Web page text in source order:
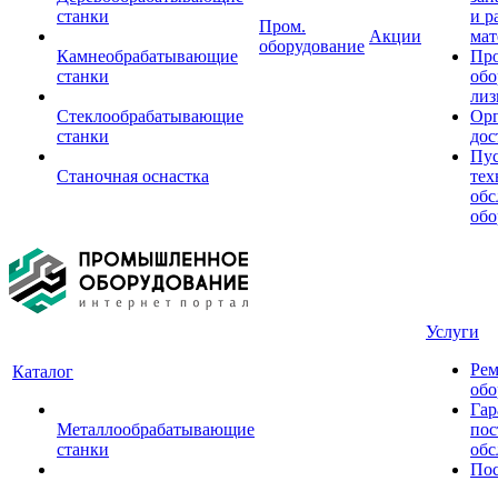
станки
Камнеобрабатывающие
станки
Стеклообрабатывающие
станки
Станочная оснастка
Пром.
оборудование
Акции
и
Каталог
Металлообрабатывающие
станки
Услуги